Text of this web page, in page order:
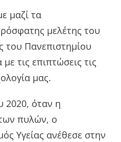
μαζί τα
μελέτης του
του Πανεπιστημίου
τις επιπτώσεις τις
μας.
2020, όταν η
πυλών, ο
Υγείας ανέθεσε στην